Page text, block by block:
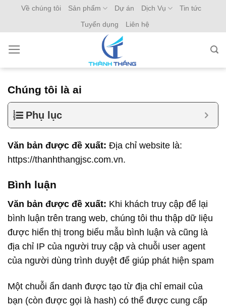
content
Về chúng tôi Sản phẩm Dự án Dịch Vụ
Tin tức
Tuyển dụng
Liên hệ
Chúng tôi là ai
Phụ lục
Văn bản được đề xuất: Địa chỉ website là:
https://thanhthangjsc.com.vn.
Bình luận
Văn bản được đề xuất: Khi khách truy cập để lại
bình luận trên trang web, chúng tôi thu thập dữ liệu
được hiển thị trong biểu mẫu bình luận và cũng là
địa chỉ IP của người truy cập và chuỗi user agent
của người dùng trình duyệt để giúp phát hiện spam
Một chuỗi ẩn danh được tạo từ địa chỉ email của
bạn (còn được gọi là hash) có thể được cung cấp